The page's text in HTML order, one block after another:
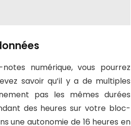
numérique, vous pourrez
savoir qu’il y a de multiples
pas les mêmes durées
des heures sur votre bloc-
une autonomie de 16 heures en